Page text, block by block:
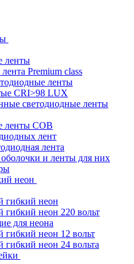
ленты
Premium class
ленты
CRI>98 LUX
светодиодные ленты
ленты COB
лент
лента
и ленты для них
неон
гибкий неон
гибкий неон 220 вольт
для неона
гибкий неон 12 вольт
гибкий неон 24 вольта